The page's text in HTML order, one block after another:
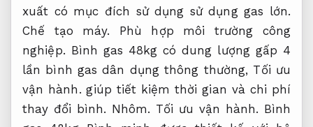
xuất có mục đích sử dụng sử dụng gas lớn.
Chế tạo máy.
Phù hợp môi trường công
nghiệp. Bình gas 48kg có dung lượng gấp 4
lần bình gas dân dụng thông thường, Tối ưu
vận hành. giúp tiết kiệm thời gian và chi phí
thay đổi bình. Nhôm. Tối ưu vận hành. Bình